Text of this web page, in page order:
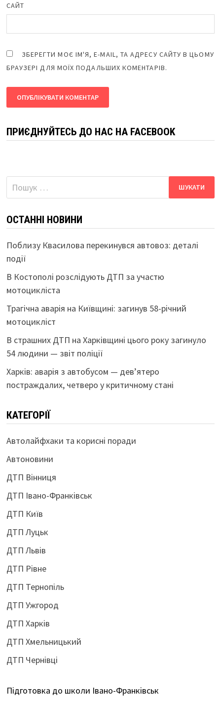
САЙТ
ЗБЕРЕГТИ МОЄ ІМ'Я, E-MAIL, ТА АДРЕСУ САЙТУ В ЦЬОМУ
БРАУЗЕРІ ДЛЯ МОЇХ ПОДАЛЬШИХ КОМЕНТАРІВ.
ПРИЄДНУЙТЕСЬ ДО НАС НА FACEBOOK
Пошук:
ОСТАННІ НОВИНИ
Поблизу Квасилова перекинувся автовоз: деталі
події
В Костополі розслідують ДТП за участю
мотоцикліста
Трагічна аварія на Київщині: загинув 58-річний
мотоцикліст
В страшних ДТП на Харківщині цього року загинуло
54 людини — звіт поліції
Харків: аварія з автобусом — дев’ятеро
постраждалих, четверо у критичному стані
КАТЕГОРІЇ
Автолайфхаки та корисні поради
Автоновини
ДТП Вінниця
ДТП Івано-Франківськ
ДТП Київ
ДТП Луцьк
ДТП Львів
ДТП Рівне
ДТП Тернопіль
ДТП Ужгород
ДТП Харків
ДТП Хмельницький
ДТП Чернівці
Підготовка до школи Івано-Франківськ